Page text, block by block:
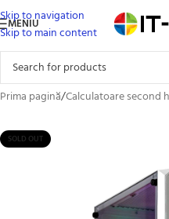
Skip to navigation
Skip to main content
MENIU
Prima pagină/Calculatoare second
SOLD OUT